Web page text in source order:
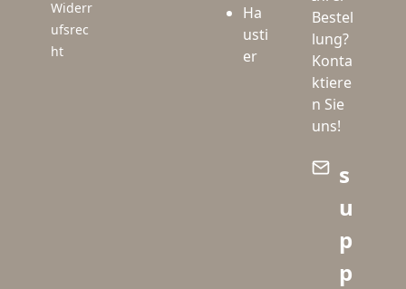
Widerr
ufsrec
ht
Ha
usti
er
Bestel
lung?
Konta
ktiere
n Sie
uns!
s
u
p
p